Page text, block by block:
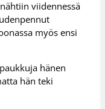
viidennessä
myös ensi
hänen
hän teki